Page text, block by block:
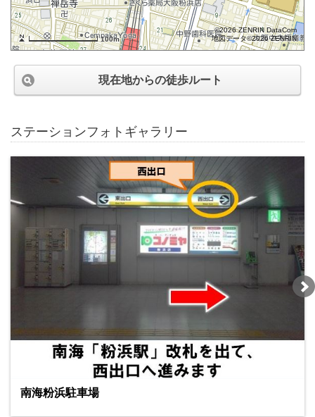
100m
©2026 ZENRIN DataCom
地図データ©2026 ZENRIN
現在地からの徒歩ルート
ステーションフォトギャラリー
南海粉浜駐車場